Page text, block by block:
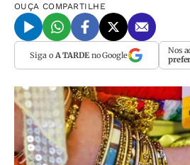
OUÇA COMPARTILHE
Siga o A TARDEno Google Nos